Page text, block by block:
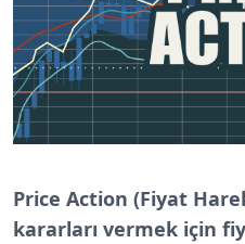
Price Action (Fiyat
kararları vermek için